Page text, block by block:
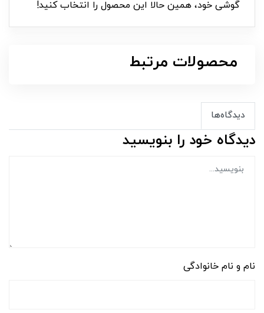
گوشی خود، همین حالا این محصول را انتخاب کنید!
محصولات مرتبط
دیدگاه‌ها
دیدگاه خود را بنویسید
نام و نام خانوادگی